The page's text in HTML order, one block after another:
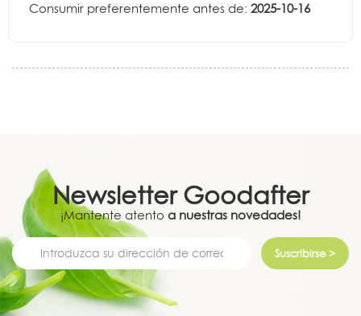
Consumir preferentemente antes de: 2025-10-16
Newsletter Goodafter
¡Mantente atento a nuestras novedades!
Suscribirse >